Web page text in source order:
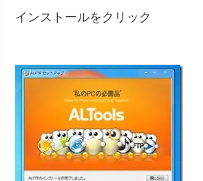
インストールをクリック